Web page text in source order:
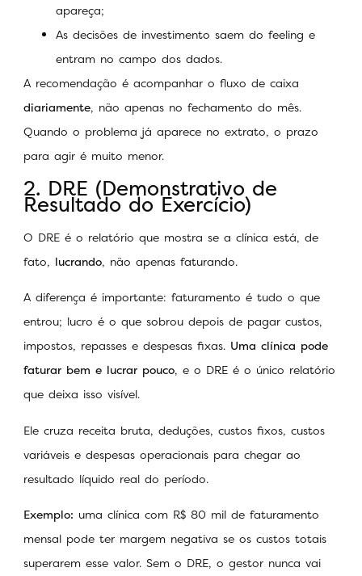
apareça;
As decisões de investimento saem do feeling e
entram no campo dos dados.
A recomendação é acompanhar o fluxo de caixa
diariamente, não apenas no fechamento do mês.
Quando o problema já aparece no extrato, o prazo
para agir é muito menor.
2. DRE (Demonstrativo de
Resultado do Exercício)
O DRE é o relatório que mostra se a clínica está, de
fato, lucrando, não apenas faturando.
A diferença é importante: faturamento é tudo o que
entrou; lucro é o que sobrou depois de pagar custos,
impostos, repasses e despesas fixas. Uma clínica pode
faturar bem e lucrar pouco, e o DRE é o único relatório
que deixa isso visível.
Ele cruza receita bruta, deduções, custos fixos, custos
variáveis e despesas operacionais para chegar ao
resultado líquido real do período.
Exemplo: uma clínica com R$ 80 mil de faturamento
mensal pode ter margem negativa se os custos totais
superarem esse valor. Sem o DRE, o gestor nunca vai